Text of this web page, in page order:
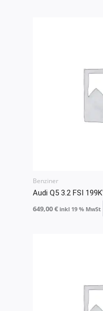
Benziner
Audi Q5 3.2 FSI
649,00€ inkl 19 % MwSt